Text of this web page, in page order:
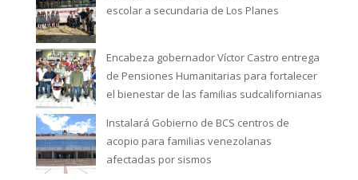
escolar a secundaria de Los Planes
Encabeza gobernador Víctor Castro entrega
de Pensiones Humanitarias para fortalecer
el bienestar de las familias sudcalifornianas
Instalará Gobierno de BCS centros de
acopio para familias venezolanas
afectadas por sismos